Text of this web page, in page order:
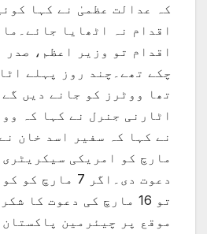
کہ عدالت عظمیٰ نے کہا
اقدام نہ اٹھایا
اقدام تو وزیر اعظم، صدر
چکے تھے۔چند روز پہلے
تھا ووٹرز کو جانے دیں
اٹارنی جنرل نے کہا کہ
مارچ کو امریکی
دعوت دی۔اگر 7
تو 16 مارچ کی دعوت کا
موقع پر چیئرمین